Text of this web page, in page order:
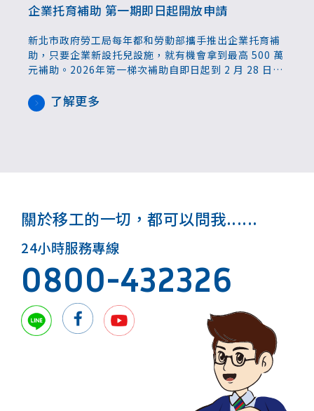
企業托育補助 第一期即日起開放申請
新北市政府勞工局每年都和勞動部攜手推出企業托育補
助，只要企業新設托兒設施，就有機會拿到最高 500 萬
元補助。2026年第一梯次補助自即日起到 2 月 28 日受
了解更多
關於移工的一切，都可以問我......
24小時服務專線
0800-432326